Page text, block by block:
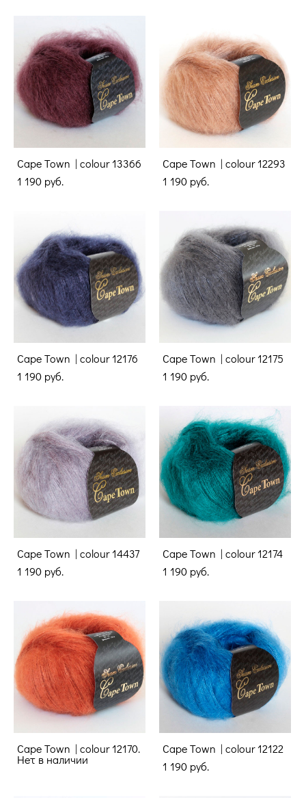
Cape Town | colour 13366
1 190 pуб.
Cape Town | colour 12293
1 190 pуб.
Cape Town | colour 12176
1 190 pуб.
Cape Town | colour 12175
1 190 pуб.
Cape Town | colour 14437
1 190 pуб.
Cape Town | colour 12174
1 190 pуб.
Cape Town | colour 12170.
Нет в наличии
Cape Town | colour 12122
1 190 pуб.